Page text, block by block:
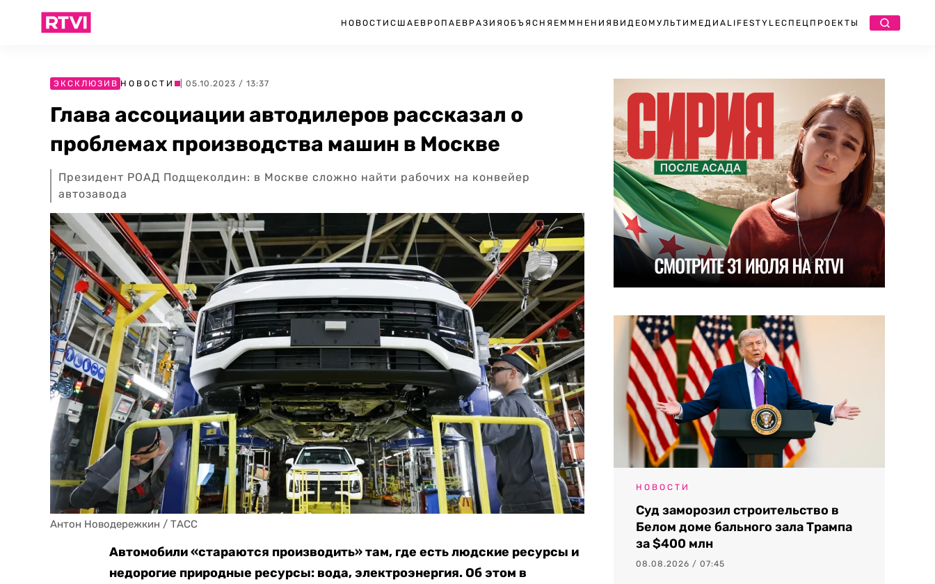
НОВОСТИ США ЕВРОПА ЕВРАЗИЯ ОБЪЯСНЯЕМ МНЕНИЯ ВИДЕО МУЛЬТИМЕДИА LIFESTYLEСПЕЦПРОЕКТЫ
ЭКСКЛЮЗИВ НОВОСТИ | 05.10.2023 / 13:37
Глава ассоциации автодилеров рассказал о
проблемах производства машин в Москве
Президент РОАД Подщеколдин: в Москве сложно найти рабочих на конвейер
автозавода
Антон Новодережкин / ТАСС
Автомобили «стараются производить» там, где есть людские ресурсы и
недорогие природные ресурсы: вода, электроэнергия. Об этом в
НОВОСТИ
Суд заморозил строительство в
Белом доме бального зала Трампа
за $400 млн
08.08.2026 / 07:45